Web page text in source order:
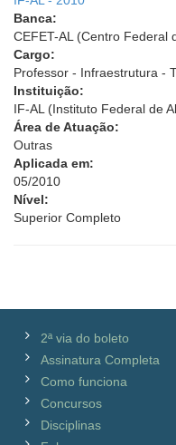
Banca:
CEFET-AL (Centro Federal
Cargo:
Professor - Infraestrutura -
Instituição:
IF-AL (Instituto Federal de
Área de Atuação:
Outras
Aplicada em:
05/2010
Nível:
Superior Completo
2ª via do boleto
Assinatura Completa
Como funciona
Concursos
Disciplinas